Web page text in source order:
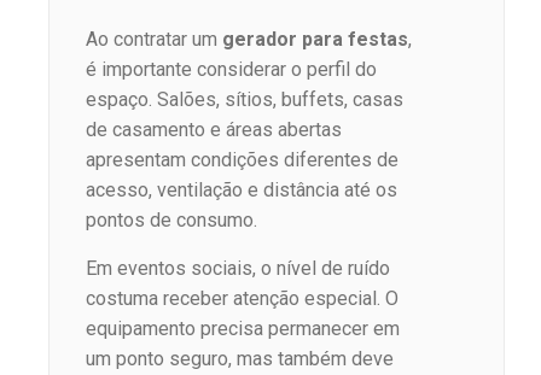
Ao contratar um gerador para festas,
é importante considerar o perfil do
espaço. Salões, sítios, buffets, casas
de casamento e áreas abertas
apresentam condições diferentes de
acesso, ventilação e distância até os
pontos de consumo.
Em eventos sociais, o nível de ruído
costuma receber atenção especial. O
equipamento precisa permanecer em
um ponto seguro, mas também deve